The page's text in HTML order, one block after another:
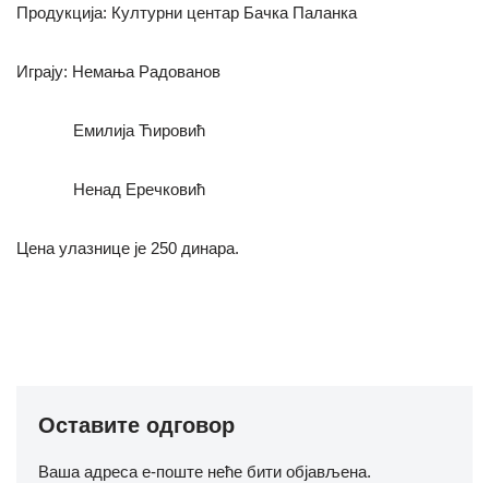
Продукција: Културни центар Бачка Паланка
Играју: Немања Радованов
Емилија Ћировић
Ненад Еречковић
Цена улазнице је 250 динара.
Оставите одговор
Ваша адреса е-поште неће бити објављена.